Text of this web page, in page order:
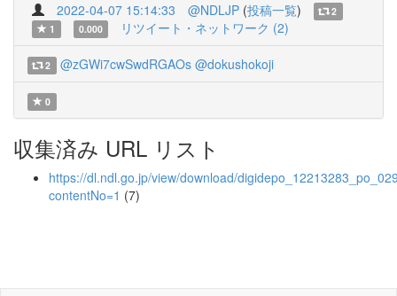
2022-04-07 15:14:33 @NDLJP (投稿一覧)
2
1
0.000 リツイート・ネットワーク (2)
2 @zGWi7cwSwdRGAOs @dokushokoji
0
収集済み URL リスト
https://dl.ndl.go.jp/view/download/
contentNo=1 (7)